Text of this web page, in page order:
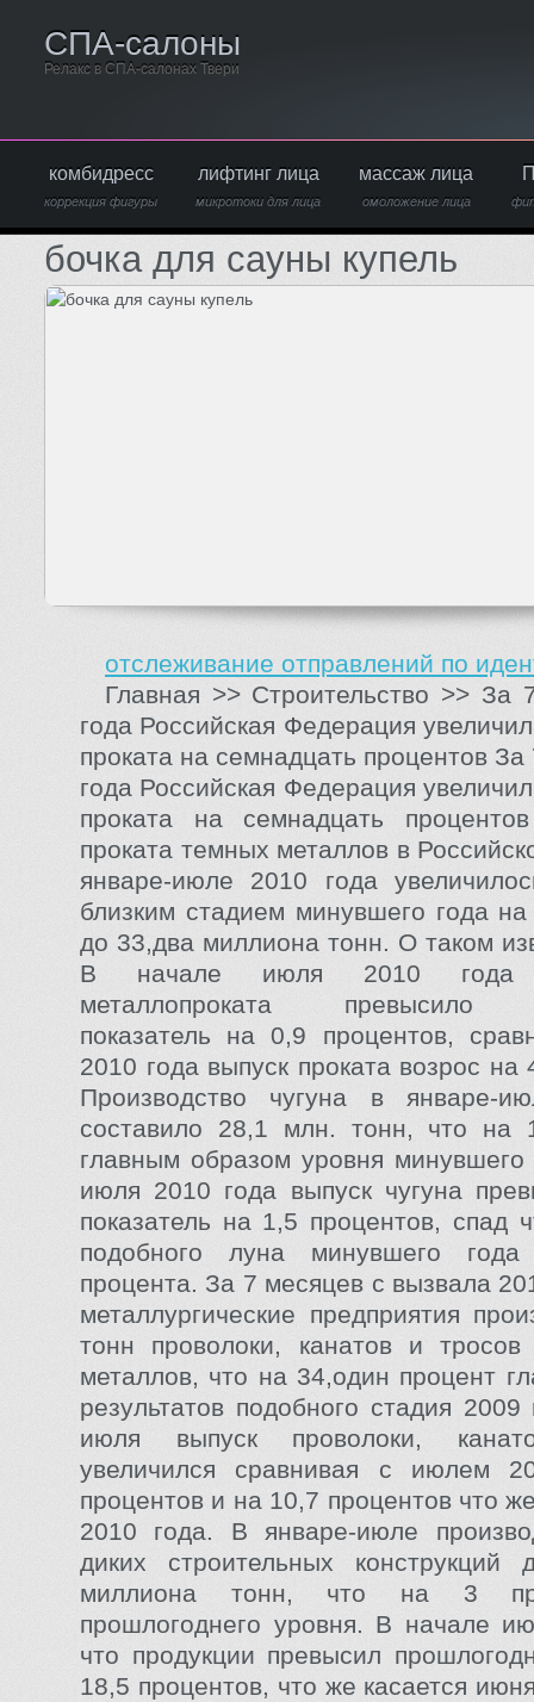
СПА-салоны
Релакс в СПА-салонах Твери
комбидресс
коррекция фигуры
лифтинг лица
микротоки для лица
массаж лица
омоложение лица
бочка для сауны купель
отслеживание отправлений по
Главная >> Строительство >> За
года Российская Федерация
проката на семнадцать процентов
года Российская Федерация
проката на семнадцать
проката темных металлов в
январе-июле 2010 года
близким стадием минувшего года
до 33,два миллиона тонн. О таком
В начале июля 2010 года
металлопроката превысило
показатель на 0,9 процентов,
2010 года выпуск проката возрос на
Производство чугуна в январе-
составило 28,1 млн. тонн, что на
главным образом уровня
июля 2010 года выпуск чугуна
показатель на 1,5 процентов, спад
подобного луна минувшего
процента. За 7 месяцев с вызвала
металлургические предприятия
тонн проволоки, канатов и тросов
металлов, что на 34,один процент
результатов подобного стадия
июля выпуск проволоки,
увеличился сравнивая с июлем
процентов и на 10,7 процентов что
2010 года. В январе-июле
диких строительных конструкций
миллиона тонн, что на 3
прошлогоднего уровня. В начале
что продукции превысил
18,5 процентов, что же касается